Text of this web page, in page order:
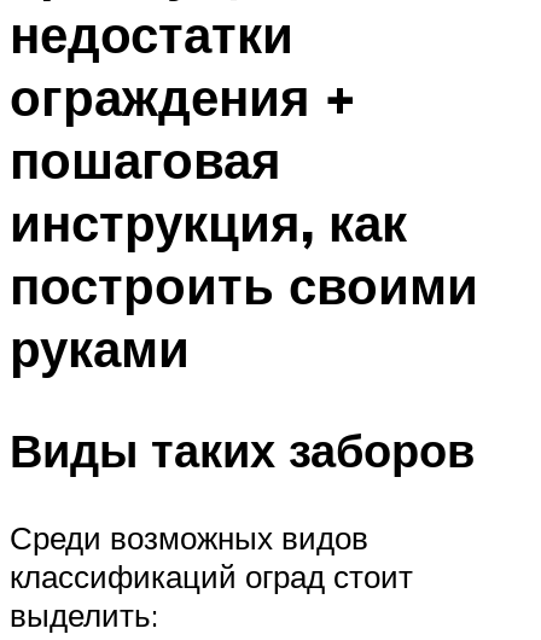
недостатки
ограждения +
пошаговая
инструкция, как
построить своими
руками
Виды таких заборов
Среди возможных видов
классификаций оград стоит
выделить: